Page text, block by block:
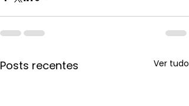
Posts recentes Ver tudo